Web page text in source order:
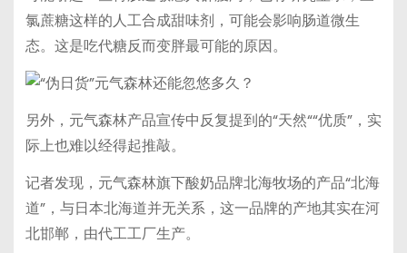
氯蔗糖这样的人工合成甜味剂，可能会影响肠道微生
态。这是吃代糖反而变胖最可能的原因。
另外，元气森林产品宣传中反复提到的“天然““优质”，实
际上也难以经得起推敲。
记者发现，元气森林旗下酸奶品牌北海牧场的产品“北海
道”，与日本北海道并无关系，这一品牌的产地其实在河
北邯郸，由代工工厂生产。